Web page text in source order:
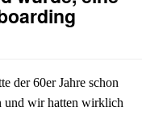
der 60er Jahre schon
und wir hatten wirklich